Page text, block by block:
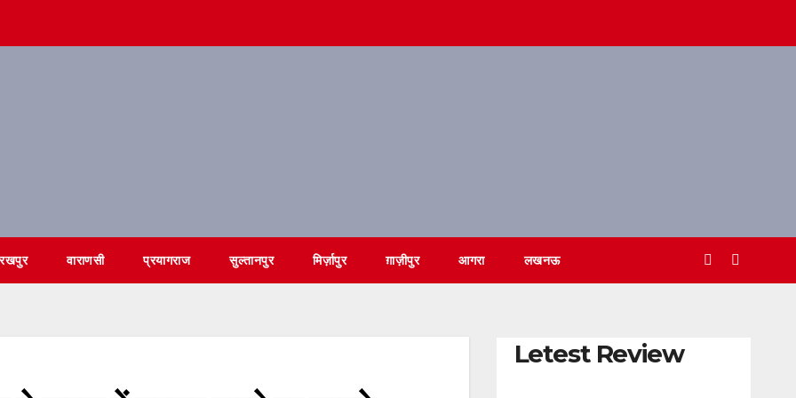
वाराणसी प्रयागराज सुल्तानपुर मिर्ज़ापुर ग़ाज़ीपुर आगरा लखनऊ
Letest Review